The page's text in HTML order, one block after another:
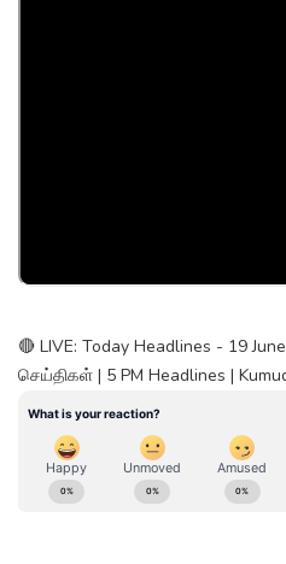
🔴 LIVE: Today Headlines - 19
செய்திகள் | 5 PM Headlines |